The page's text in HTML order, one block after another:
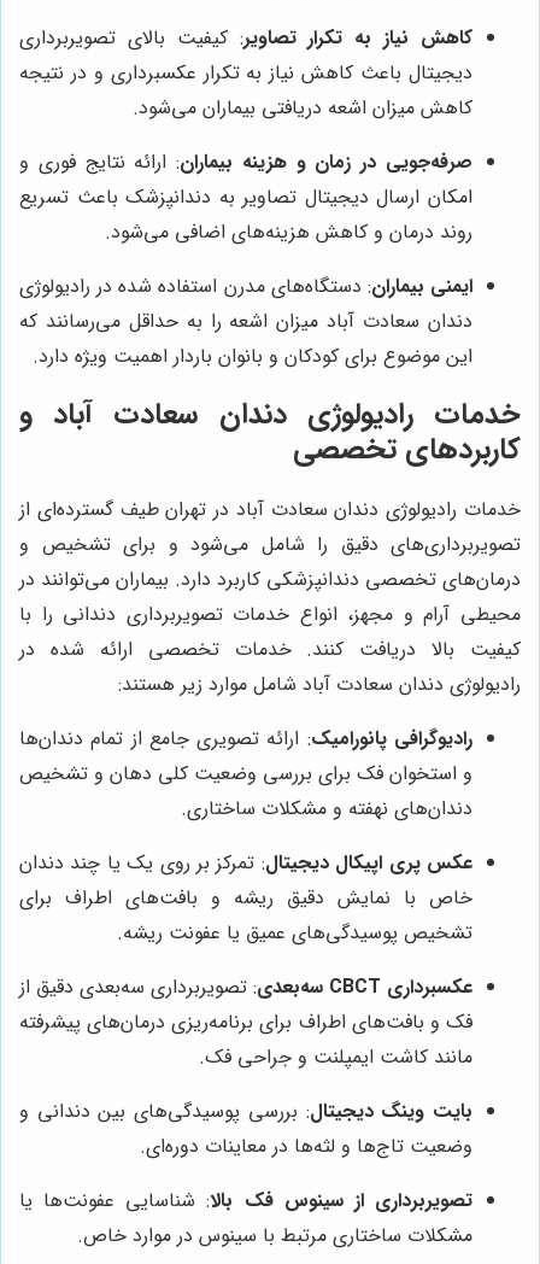
کاهش نیاز به تکرار تصاویر: کیفیت بالای تصویربرداری
دیجیتال باعث کاهش نیاز به تکرار عکسبرداری و در نتیجه
کاهش میزان اشعه دریافتی بیماران می‌شود.
صرفه‌جویی در زمان و هزینه بیماران: ارائه نتایج فوری و
امکان ارسال دیجیتال تصاویر به دندانپزشک باعث تسریع
روند درمان و کاهش هزینه‌های اضافی می‌شود.
ایمنی بیماران: دستگاه‌های مدرن استفاده شده در رادیولوژی
دندان سعادت آباد میزان اشعه را به حداقل می‌رسانند که
این موضوع برای کودکان و بانوان باردار اهمیت ویژه دارد.
خدمات رادیولوژی دندان سعادت آباد و
کاربردهای تخصصی
خدمات رادیولوژی دندان سعادت آباد در تهران طیف گسترده‌ای از
تصویربرداری‌های دقیق را شامل می‌شود و برای تشخیص و
درمان‌های تخصصی دندانپزشکی کاربرد دارد. بیماران می‌توانند در
محیطی آرام و مجهز، انواع خدمات تصویربرداری دندانی را با
کیفیت بالا دریافت کنند. خدمات تخصصی ارائه شده در
رادیولوژی دندان سعادت آباد شامل موارد زیر هستند:
رادیوگرافی پانورامیک: ارائه تصویری جامع از تمام دندان‌ها
و استخوان فک برای بررسی وضعیت کلی دهان و تشخیص
دندان‌های نهفته و مشکلات ساختاری.
عکس پری اپیکال دیجیتال: تمرکز بر روی یک یا چند دندان
خاص با نمایش دقیق ریشه و بافت‌های اطراف برای
تشخیص پوسیدگی‌های عمیق یا عفونت ریشه.
عکسبرداری CBCT سه‌بعدی
: تصویربرداری سه‌بعدی دقیق از
فک و بافت‌های اطراف برای برنامه‌ریزی درمان‌های پیشرفته
مانند کاشت ایمپلنت و جراحی فک.
بایت وینگ دیجیتال: بررسی پوسیدگی‌های بین دندانی و
وضعیت تاج‌ها و لثه‌ها در معاینات دوره‌ای.
تصویربرداری از سینوس فک بالا: شناسایی عفونت‌ها یا
مشکلات ساختاری مرتبط با سینوس در موارد خاص.